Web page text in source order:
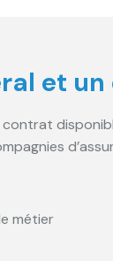
et
métier